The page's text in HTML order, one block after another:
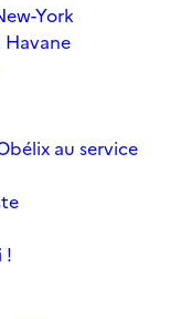
York
Havane
au service
!